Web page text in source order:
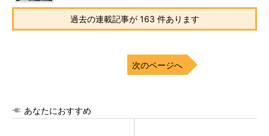
過去の連載記事が 163 件あります
次のページへ
あなたにおすすめ